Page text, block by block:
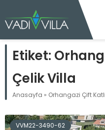
Etiket:
Çelik Villa
Anasayfa » Orhangazi Çift
VVM22-3490-62